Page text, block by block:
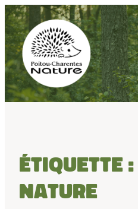
Aller
au
contenu
Étiquette :
nature